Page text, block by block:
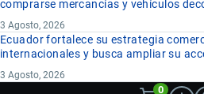
comprarse mercancías y vehículos
3 Agosto, 2026
Ecuador fortalece su estrategia
internacionales y busca ampliar su
3 Agosto, 2026
0